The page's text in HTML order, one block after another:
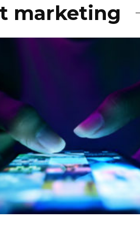
marketing